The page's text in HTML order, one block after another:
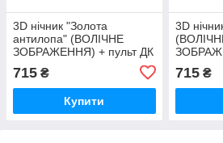
3D нічник "Золота
антилопа" (ВОЛІЧНЕ
ЗОБРАЖЕННЯ) + пульт ДК
+батарейки (3ААА)
3DTOYSLAMP
715 ₴
Купити
3D
адаптер
(3ААА)
715₴